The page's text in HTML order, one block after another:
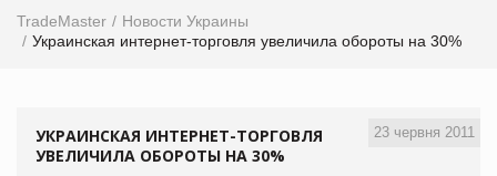
TradeMaster
Новости Украины
Украинская интернет-торговля увеличила обороты на 30%
23 червня 2011
УКРАИНСКАЯ ИНТЕРНЕТ-ТОРГОВЛЯ
УВЕЛИЧИЛА ОБОРОТЫ НА 30%